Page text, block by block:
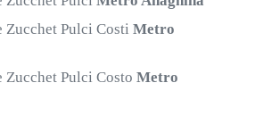
Zucchet Pulci CostiMetro
Zucchet Pulci CostoMetro